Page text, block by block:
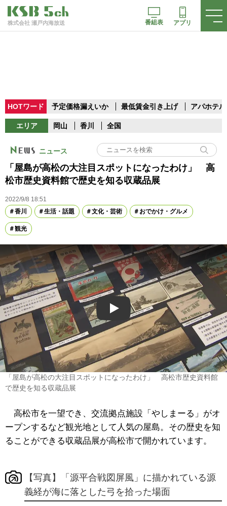
株式会社 瀬戸内海放送 番組表 アプリ
HOTワード 予定価格漏えいか 最低賃金引き上げ アパホテル
エリア 岡山 香川 全国
ニュース
「屋島が高松の大注目スポットになったわけ」 高
松市歴史資料館で歴史を知る収蔵品展
2022/9/8 18:51
香川
生活・話題 文化・芸術 おでかけ・グルメ
観光
Play
「屋島が高松の大注目スポットになったわけ」 高松市歴史資料館
で歴史を知る収蔵品展
高松市を一望でき、交流拠点施設「やしまーる」がオ
ープンするなど観光地として人気の屋島。その歴史を知
ることができる収蔵品展が高松市で開かれています。
【写真】「源平合戦図屏風」に描かれている源
義経が海に落とした弓を拾った場面